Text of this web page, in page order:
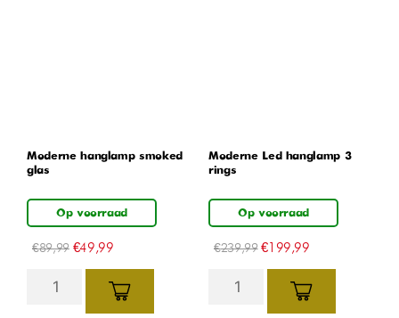
Moderne hanglamp smoked
glas
Op voorraad
€89,99 €49,99
Moderne Led hanglamp 3
rings
Op voorraad
€239,99 €199,99